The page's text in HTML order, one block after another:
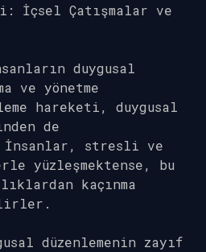
İçsel Çatışmalar ve
duygusal
ve yönetme
hareketi, duygusal
de
İnsanlar, stresli ve
yüzleşmektense, bu
kaçınma
düzenlemenin zayıf